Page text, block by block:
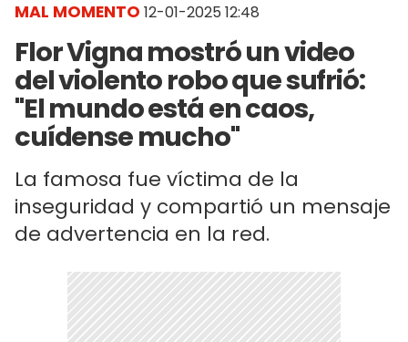
MAL MOMENTO 12-01-2025 12:48
Flor Vigna mostró un video
del violento robo que sufrió:
"El mundo está en caos,
cuídense mucho"
La famosa fue víctima de la
inseguridad y compartió un mensaje
de advertencia en la red.